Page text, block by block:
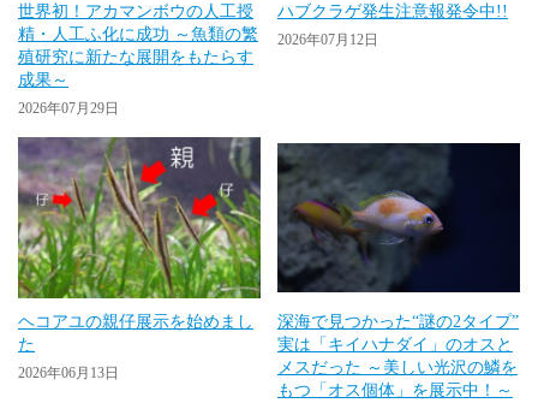
世界初！アカマンボウの人工授
精・人工ふ化に成功 ～魚類の繁
殖研究に新たな展開をもたらす
成果～
2026年07月29日
ハブクラゲ発生注意報発令中!!
2026年07月12日
ヘコアユの親仔展示を始めまし
た
2026年06月13日
深海で見つかった“謎の2タイプ”
実は「キイハナダイ」のオスと
メスだった ～美しい光沢の鱗を
もつ「オス個体」を展示中！～